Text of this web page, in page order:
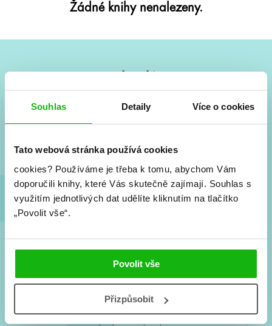
Souhlas Detaily Více o cookies
Tato webová stránka používá cookies
cookies? Používáme je třeba k tomu, abychom Vám
doporučili knihy, které Vás skutečně zajímají. Souhlas s
využitím jednotlivých dat udělíte kliknutím na tlačítko
„Povolit vše“.
Povolit vše
Přizpůsobit
Žádné knihy nenalezeny.
Vše kolem #youngadult každý měsíc rovnou do mailu!
a seriálové adaptace a další.
Souhlasím spodmínkami zpracování osobních údajů
Tvá e-mailová adresa je u nás v bezpečí. Přečti si